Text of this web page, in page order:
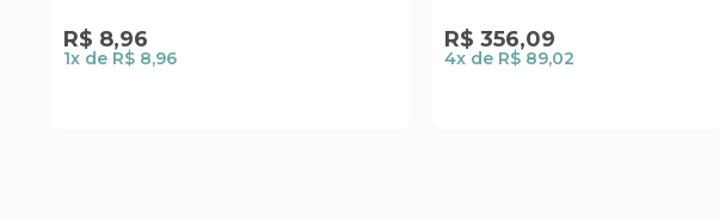
R$ 8,96
1x de R$ 8,96
R$ 356,09
4x de R$ 89,02